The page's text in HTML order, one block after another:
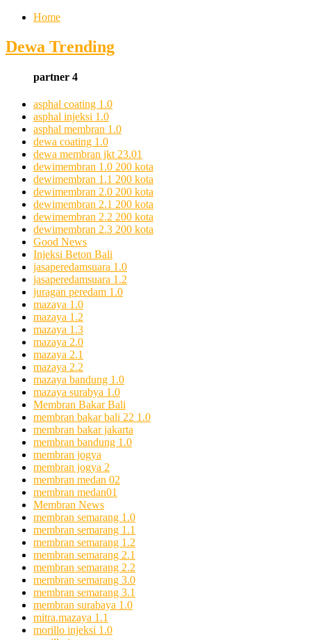
Home
Dewa Trending
partner 4
asphal coating 1.0
asphal injeksi 1.0
asphal membran 1.0
dewa coating 1.0
dewa membran jkt 23.01
dewimembran 1.0 200 kota
dewimembran 1.1 200 kota
dewimembran 2.0 200 kota
dewimembran 2.1 200 kota
dewimembran 2.2 200 kota
dewimembran 2.3 200 kota
Good News
Injeksi Beton Bali
jasaperedamsuara 1.0
jasaperedamsuara 1.2
juragan peredam 1.0
mazaya 1.0
mazaya 1.2
mazaya 1.3
mazaya 2.0
mazaya 2.1
mazaya 2.2
mazaya bandung 1.0
mazaya surabya 1.0
Membran Bakar Bali
membran bakar bali 22 1.0
membran bakar jakarta
membran bandung 1.0
membran jogya
membran jogya 2
membran medan 02
membran medan01
Membran News
membran semarang 1.0
membran semarang 1.1
membran semarang 1.2
membran semarang 2.1
membran semarang 2.2
membran semarang 3.0
membran semarang 3.1
membran surabaya 1.0
mitra.mazaya 1.1
morillo injeksi 1.0